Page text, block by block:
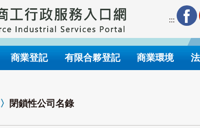
:::
商業登記 有限合夥登記 商業環境
〉 閉鎖性公司名錄